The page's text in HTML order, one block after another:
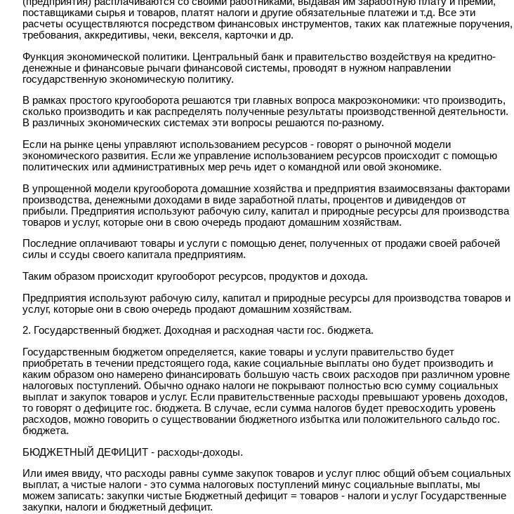
поставщиками сырья и товаров, платят налоги и другие обязательные платежи и т.д. Все эти
расчеты осуществляются посредством финансовых инструментов, таких как платежные поручения,
требования, аккредитивы, чеки, векселя, карточки и др.
Функция экономической политики. Центральный банк и правительство воздействуя на кредитно-
денежные и финансовые рычаги финансовой системы, проводят в нужном направлении
государственную экономическую политику.
В рамках простого кругооборота решаются три главных вопроса макроэкономики: что производить,
сколько производить и как распределять полученные результаты производственной деятельности.
В различных экономических системах эти вопросы решаются по-разному.
Если на рынке цены управляют использованием ресурсов - говорят о рыночной модели
экономического развития. Если же управление использованием ресурсов происходит с помощью
политических или административных мер речь идет о командной или овой экономике.
В упрощенной модели кругооборота домашние хозяйства и предприятия взаимосвязаны факторами
производства, денежными доходами в виде заработной платы, процентов и дивидендов от
прибыли. Предприятия используют рабочую силу, капитал и природные ресурсы для производства
товаров и услуг, которые они в свою очередь продают домашним хозяйствам.
Последние оплачивают товары и услуги с помощью денег, полученных от продажи своей рабочей
силы и ссуды своего капитала предприятиям.
Таким образом происходит кругооборот ресурсов, продуктов и дохода.
Предприятия используют рабочую силу, капитал и природные ресурсы для производства товаров и
услуг, которые они в свою очередь продают домашним хозяйствам.
2. Государственный бюджет. Доходная и расходная части гос. бюджета.
Государственным бюджетом определяется, какие товары и услуги правительство будет
приобретать в течении предстоящего года, какие социальные выплаты оно будет производить и
каким образом оно намерено финансировать большую часть своих расходов при различном уровне
налоговых поступлений. Обычно однако налоги не покрывают полностью всю сумму социальных
выплат и закупок товаров и услуг. Если правительственные расходы превышают уровень доходов,
то говорят о дефиците гос. бюджета. В случае, если сумма налогов будет превосходить уровень
расходов, можно говорить о существовании бюджетного избытка или положительного сальдо гос.
бюджета.
БЮДЖЕТНЫЙ ДЕФИЦИТ - расходы-доходы.
Или имея ввиду, что расходы равны сумме закупок товаров и услуг плюс общий объем социальных
выплат, а чистые налоги - это сумма налоговых поступлений минус социальные выплаты, мы
можем записать: закупки чистые Бюджетный дефицит = товаров - налоги и услуг Государственные
закупки, налоги и бюджетный дефицит.